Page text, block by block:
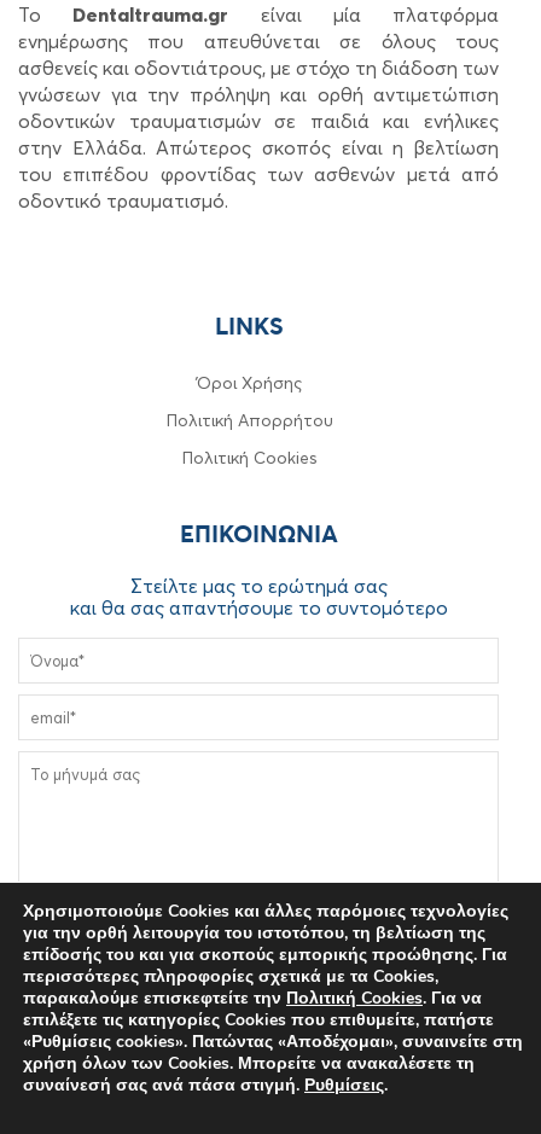
Το Dentaltrauma.gr είναι μία πλατφόρμα
ενημέρωσης που απευθύνεται σε όλους τους
ασθενείς και οδοντιάτρους, με στόχο τη διάδοση των
γνώσεων για την πρόληψη και ορθή αντιμετώπιση
οδοντικών τραυματισμών σε παιδιά και ενήλικες
στην Ελλάδα. Απώτερος σκοπός είναι η βελτίωση
του επιπέδου φροντίδας των ασθενών μετά από
οδοντικό τραυματισμό.
LINKS
Όροι Χρήσης
Πολιτική Απορρήτου
Πολιτική Cookies
ΕΠΙΚΟΙΝΩΝIA
Στείλτε μας το ερώτημά σας
και θα σας απαντήσουμε το συντομότερο
Συμφωνώ στην επεξεργασία των δεδομένων μου σύμφωνα
με τηνΠολιτική Απορρήτουτου Δικτυακού Τόπου
dentaltrauma.gr
Χρησιμοποιούμε Cookies και άλλες παρόμοιες τεχνολογίες
για την ορθή λειτουργία του ιστοτόπου, τη βελτίωση της
επίδοσής του και για σκοπούς εμπορικής προώθησης. Για
περισσότερες πληροφορίες σχετικά με τα Cookies,
παρακαλούμε επισκεφτείτε την Πολιτική Cookies. Για να
επιλέξετε τις κατηγορίες Cookies που επιθυμείτε, πατήστε
«Ρυθμίσεις cookies». Πατώντας «Αποδέχομαι», συναινείτε στη
χρήση όλων των Cookies. Μπορείτε να ανακαλέσετε τη
συναίνεσή σας ανά πάσα στιγμή. Ρυθμίσεις.